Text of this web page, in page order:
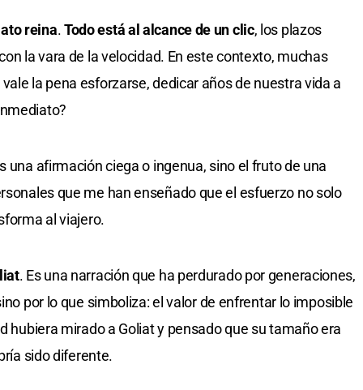
reina.Todo está al alcance de un clic, los plazos
la vara de la velocidad. En este contexto, muchas
la pena esforzarse, dedicar años de nuestra vida a
una afirmación ciega o ingenua, sino el fruto de una
que me han enseñado que el esfuerzo no solo
al viajero.
. Es una narración que ha perdurado por generaciones,
por lo que simboliza: el valor de enfrentar lo imposible
hubiera mirado a Goliat y pensado que su tamaño era
sido diferente.